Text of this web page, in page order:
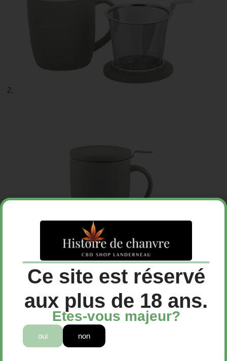
Mug avec infuseur gris clair
Ce site est réservé
aux plus de 18 ans.
Etes-vous majeur?
oui non